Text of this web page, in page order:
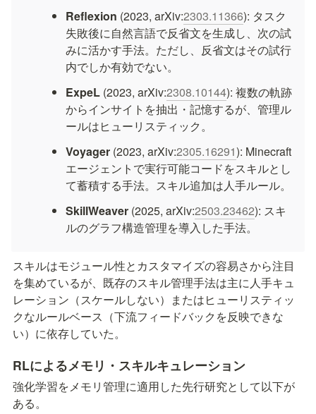
Reflexion (2023, arXiv:2303.11366): タスク
失敗後に自然言語で反省文を生成し、次の試
みに活かす手法。ただし、反省文はその試行
内でしか有効でない。
ExpeL (2023, arXiv:2308.10144): 複数の軌跡
からインサイトを抽出・記憶するが、管理ル
ールはヒューリスティック。
Voyager (2023, arXiv:2305.16291): Minecraft
エージェントで実行可能コードをスキルとし
て蓄積する手法。スキル追加は人手ルール。
SkillWeaver (2025, arXiv:2503.23462): スキ
ルのグラフ構造管理を導入した手法。
スキルはモジュール性とカスタマイズの容易さから注目
を集めているが、既存のスキル管理手法は主に人手キュ
レーション（スケールしない）またはヒューリスティッ
クなルールベース（下流フィードバックを反映できな
い）に依存していた。
RLによるメモリ・スキルキュレーション
強化学習をメモリ管理に適用した先行研究として以下が
ある。